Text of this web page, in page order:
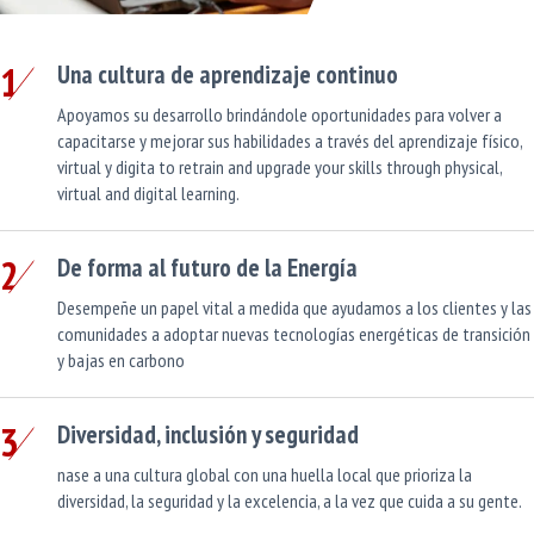
1 Una cultura de aprendizaje continuo
Apoyamos su desarrollo brindándole oportunidades para volver a
capacitarse y mejorar sus habilidades a través del aprendizaje físico,
virtual y digita to retrain and upgrade your skills through physical,
virtual and digital learning.
2 De forma al futuro de la Energía
Desempeñe un papel vital a medida que ayudamos a los clientes y las
comunidades a adoptar nuevas tecnologías energéticas de transición
y bajas en carbono
3 Diversidad, inclusión y seguridad
nase a una cultura global con una huella local que prioriza la
diversidad, la seguridad y la excelencia, a la vez que cuida a su gente.